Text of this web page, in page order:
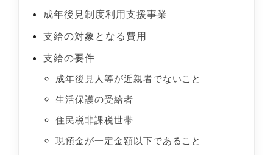
成年後見制度利用支援事業
支給の対象となる費用
支給の要件
成年後見人等が近親者でないこと
生活保護の受給者
住民税非課税世帯
現預金が一定金額以下であること